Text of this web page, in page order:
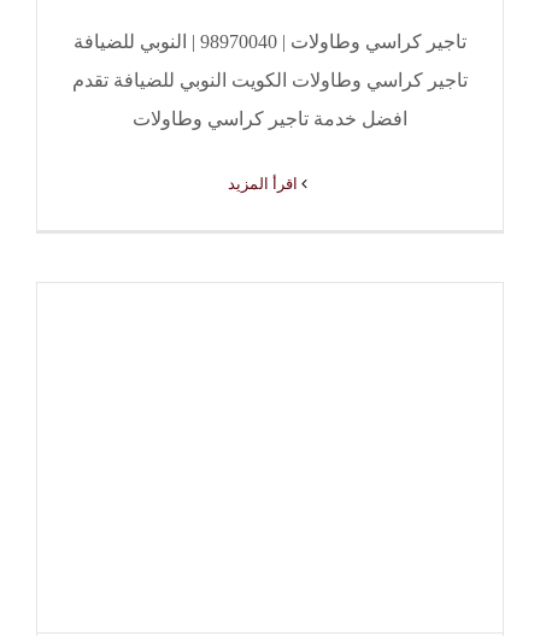
تاجير كراسي وطاولات | 98970040 | النوبي للضيافة
تاجير كراسي وطاولات الكويت النوبي للضيافة تقدم
افضل خدمة تاجير كراسي وطاولات